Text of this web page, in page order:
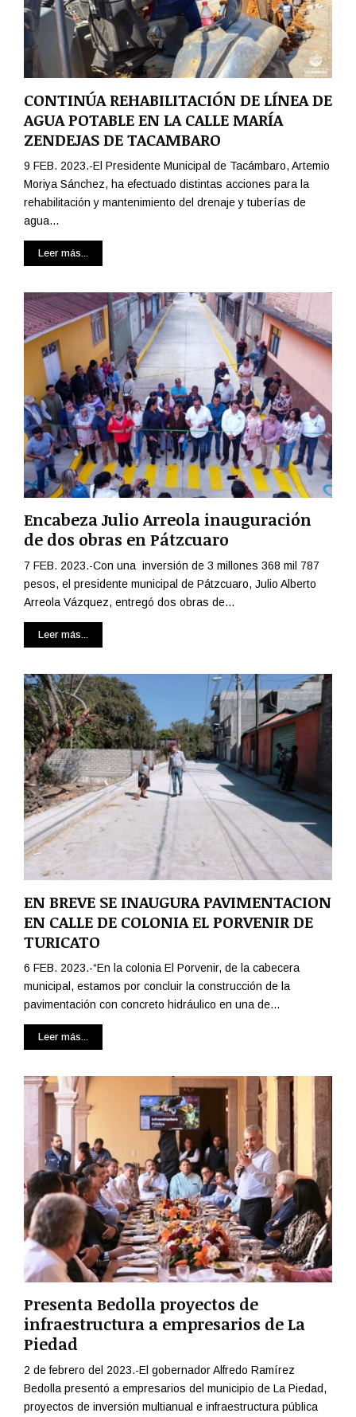
CONTINÚA REHABILITACIÓN DE LÍNEA DE
AGUA POTABLE EN LA CALLE MARÍA
ZENDEJAS DE TACAMBARO
9 FEB. 2023.-El Presidente Municipal de Tacámbaro, Artemio
Moriya Sánchez, ha efectuado distintas acciones para la
rehabilitación y mantenimiento del drenaje y tuberías de
agua...
Leer más...
Encabeza Julio Arreola inauguración
de dos obras en Pátzcuaro
7 FEB. 2023.-Con una inversión de 3 millones 368 mil 787
pesos, el presidente municipal de Pátzcuaro, Julio Alberto
Arreola Vázquez, entregó dos obras de...
Leer más...
EN BREVE SE INAUGURA PAVIMENTACION
EN CALLE DE COLONIA EL PORVENIR DE
TURICATO
6 FEB. 2023.-“En la colonia El Porvenir, de la cabecera
municipal, estamos por concluir la construcción de la
pavimentación con concreto hidráulico en una de...
Leer más...
Presenta Bedolla proyectos de
infraestructura a empresarios de La
Piedad
2 de febrero del 2023.-El gobernador Alfredo Ramírez
Bedolla presentó a empresarios del municipio de La Piedad,
proyectos de inversión multianual e infraestructura pública